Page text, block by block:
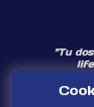
"Tu
Te